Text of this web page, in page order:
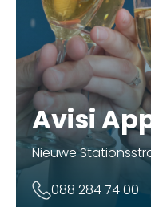
Avisi
Nieuwe
088 284 74 00